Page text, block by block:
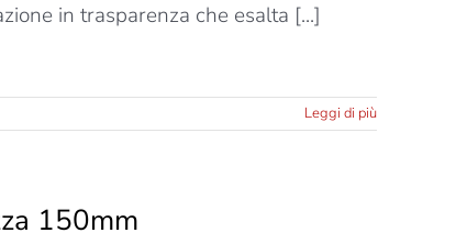
in trasparenza che esalta [...]
Leggi di più
150mm